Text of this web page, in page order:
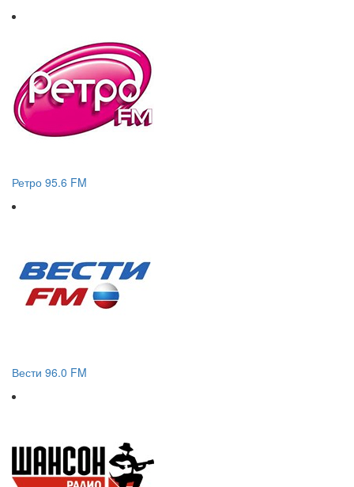
Ретро 95.6 FM
Вести 96.0 FM